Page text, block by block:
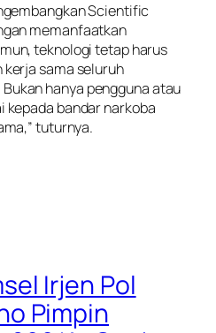
Scientific
memanfaatkan
teknologi tetap harus
sama seluruh
hanya pengguna atau
kepada bandar narkoba
tuturnya.
Irjen Pol
Pimpin